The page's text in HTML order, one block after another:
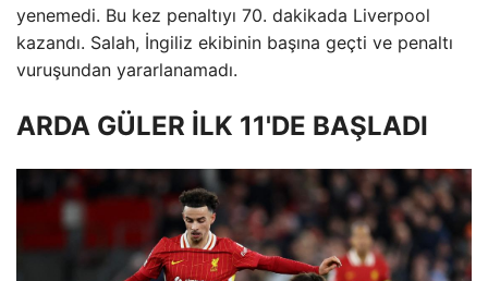
yenemedi. Bu kez penaltıyı 70. dakikada Liverpool
kazandı. Salah, İngiliz ekibinin başına geçti ve penaltı
vuruşundan yararlanamadı.
ARDA GÜLER İLK 11'DE BAŞLADI